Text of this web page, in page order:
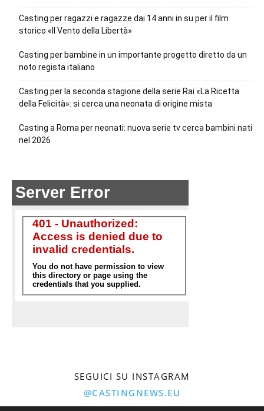
Casting per ragazzi e ragazze dai 14 anni in su per il film
storico «Il Vento della Libertà»
Casting per bambine in un importante progetto diretto da un
noto regista italiano
Casting per la seconda stagione della serie Rai «La Ricetta
della Felicità»: si cerca una neonata di origine mista
Casting a Roma per neonati: nuova serie tv cerca bambini nati
nel 2026
SEGUICI SU INSTAGRAM
@CASTINGNEWS.EU